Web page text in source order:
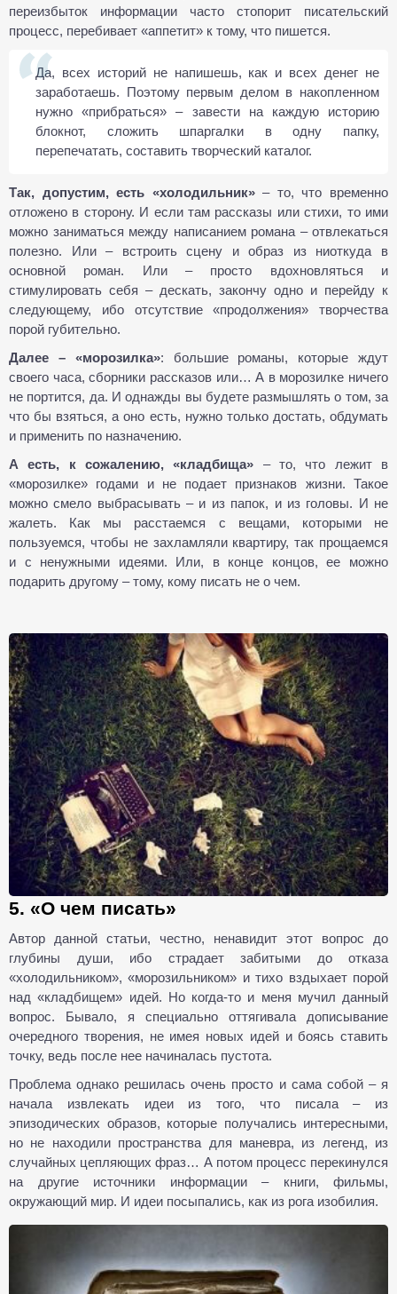
переизбыток информации часто стопорит писательский
процесс, перебивает «аппетит» к тому, что пишется.
Да, всех историй не напишешь, как и всех денег не
заработаешь. Поэтому первым делом в накопленном
нужно «прибраться» – завести на каждую историю
блокнот, сложить шпаргалки в одну папку,
перепечатать, составить творческий каталог.
Так, допустим, есть «холодильник»– то, что временно
отложено в сторону. И если там рассказы или стихи, то ими
можно заниматься между написанием романа – отвлекаться
полезно. Или – встроить сцену и образ из ниоткуда в
основной роман. Или – просто вдохновляться и
стимулировать себя – дескать, закончу одно и перейду к
следующему, ибо отсутствие «продолжения» творчества
порой губительно.
Далее – «морозилка»: большие романы, которые ждут
своего часа, сборники рассказов или… А в морозилке ничего
не портится, да. И однажды вы будете размышлять о том, за
что бы взяться, а оно есть, нужно только достать, обдумать
и применить по назначению.
А есть, к сожалению, «кладбища» – то, что лежит в
«морозилке» годами и не подает признаков жизни. Такое
можно смело выбрасывать – и из папок, и из головы. И не
жалеть. Как мы расстаемся с вещами, которыми не
пользуемся, чтобы не захламляли квартиру, так прощаемся
и с ненужными идеями. Или, в конце концов, ее можно
подарить другому – тому, кому писать не о чем.
5. «О чем писать»
Автор данной статьи, честно, ненавидит этот вопрос до
глубины души, ибо страдает забитыми до отказа
«холодильником», «морозильником» и тихо вздыхает порой
над «кладбищем» идей. Но когда-то и меня мучил данный
вопрос. Бывало, я специально оттягивала дописывание
очередного творения, не имея новых идей и боясь ставить
точку, ведь после нее начиналась пустота.
Проблема однако решилась очень просто и сама собой – я
начала извлекать идеи из того, что писала – из
эпизодических образов, которые получались интересными,
но не находили пространства для маневра, из легенд, из
случайных цепляющих фраз… А потом процесс перекинулся
на другие источники информации – книги, фильмы,
окружающий мир. И идеи посыпались, как из рога изобилия.